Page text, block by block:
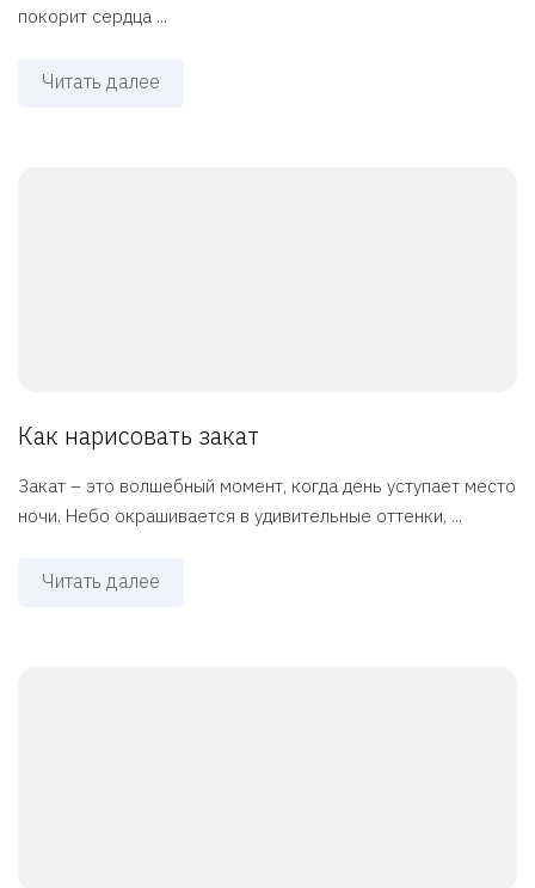
покорит сердца ...
Читать далее
Как нарисовать закат
Закат – это волшебный момент, когда день уступает место
ночи. Небо окрашивается в удивительные оттенки, ...
Читать далее